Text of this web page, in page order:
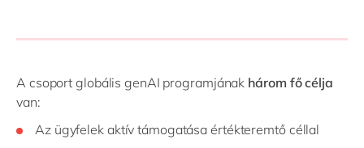
A csoport globális genAI programjának három fő célja
van:
Az ügyfelek aktív támogatása értékteremtő céllal